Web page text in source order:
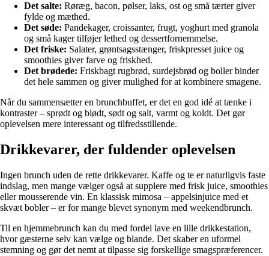
Det salte: Røræg, bacon, pølser, laks, ost og små tærter giver
fylde og mæthed.
Det søde: Pandekager, croissanter, frugt, yoghurt med granola
og små kager tilføjer lethed og dessertfornemmelse.
Det friske: Salater, grøntsagsstænger, friskpresset juice og
smoothies giver farve og friskhed.
Det brødede: Friskbagt rugbrød, surdejsbrød og boller binder
det hele sammen og giver mulighed for at kombinere smagene.
Når du sammensætter en brunchbuffet, er det en god idé at tænke i
kontraster – sprødt og blødt, sødt og salt, varmt og koldt. Det gør
oplevelsen mere interessant og tilfredsstillende.
Drikkevarer, der fuldender oplevelsen
Ingen brunch uden de rette drikkevarer. Kaffe og te er naturligvis faste
indslag, men mange vælger også at supplere med frisk juice, smoothies
eller mousserende vin. En klassisk mimosa – appelsinjuice med et
skvæt bobler – er for mange blevet synonym med weekendbrunch.
Til en hjemmebrunch kan du med fordel lave en lille drikkestation,
hvor gæsterne selv kan vælge og blande. Det skaber en uformel
stemning og gør det nemt at tilpasse sig forskellige smagspræferencer.